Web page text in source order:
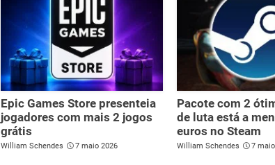
Epic Games Store presenteia
jogadores com mais 2 jogos
grátis
William Schendes 7 maio 2026
Pacote com 2
de luta está a
euros no Steam
William Schendes 7